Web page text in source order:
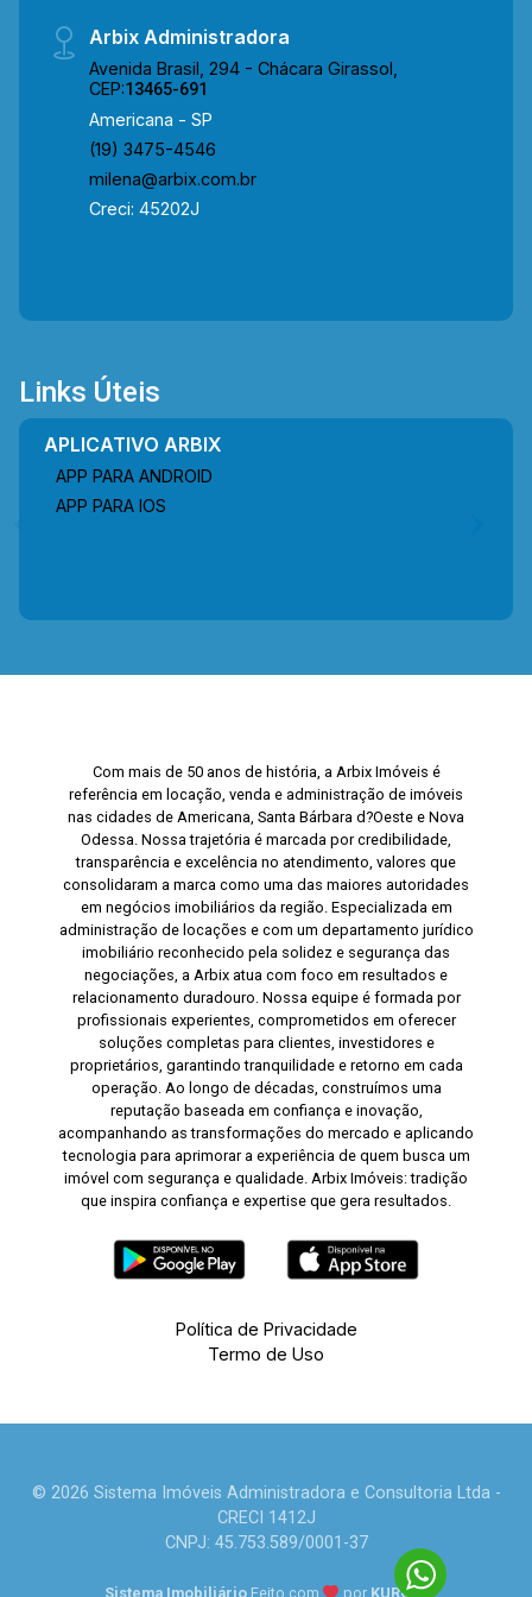
Arbix Administradora
Avenida Brasil, 294 - Chácara Girassol,
CEP:13465-691
Americana - SP
(19) 3475-4546
milena@arbix.com.br
Creci: 45202J
Links Úteis
APLICATIVO ARBIX
APP PARA ANDROID
APP PARA IOS
Com mais de 50 anos de história, a Arbix Imóveis é
referência em locação, venda e administração de imóveis
nas cidades de Americana, Santa Bárbara d?Oeste e Nova
Odessa. Nossa trajetória é marcada por credibilidade,
transparência e excelência no atendimento, valores que
consolidaram a marca como uma das maiores autoridades
em negócios imobiliários da região. Especializada em
administração de locações e com um departamento jurídico
imobiliário reconhecido pela solidez e segurança das
negociações, a Arbix atua com foco em resultados e
relacionamento duradouro. Nossa equipe é formada por
profissionais experientes, comprometidos em oferecer
soluções completas para clientes, investidores e
proprietários, garantindo tranquilidade e retorno em cada
operação. Ao longo de décadas, construímos uma
reputação baseada em confiança e inovação,
acompanhando as transformações do mercado e aplicando
tecnologia para aprimorar a experiência de quem busca um
imóvel com segurança e qualidade. Arbix Imóveis: tradição
que inspira confiança e expertise que gera resultados.
Política de Privacidade
Termo de Uso
© 2026 Sistema Imóveis Administradora e Consultoria Ltda -
CRECI 1412J
CNPJ: 45.753.589/0001-37
Sistema Imobiliário Feito com por KUROLE